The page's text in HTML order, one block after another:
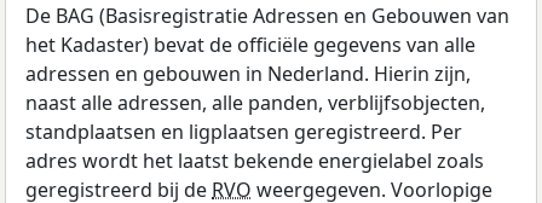
De BAG (Basisregistratie Adressen en Gebouwen van
het Kadaster) bevat de officiële gegevens van alle
adressen en gebouwen in Nederland. Hierin zijn,
naast alle adressen, alle panden, verblijfsobjecten,
standplaatsen en ligplaatsen geregistreerd. Per
adres wordt het laatst bekende energielabel zoals
geregistreerd bij de RVO weergegeven. Voorlopige